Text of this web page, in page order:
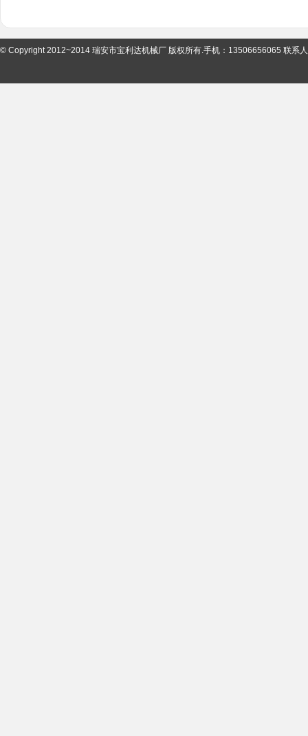
© Copyright 2012~2014 瑞安市宝利达机械厂 版权所有.手机：13506656065 联系